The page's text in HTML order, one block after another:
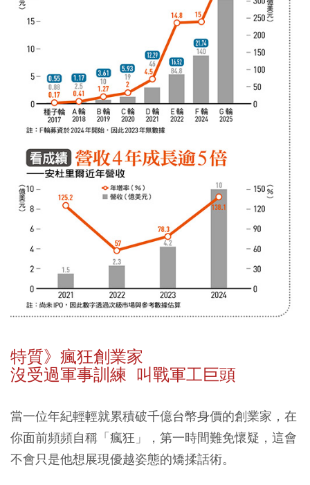
特質》瘋狂創業家
沒受過軍事訓練 叫戰軍工巨頭
當一位年紀輕輕就累積破千億台幣身價的創業家，在
你面前頻頻自稱「瘋狂」，第一時間難免懷疑，這會
不會只是他想展現優越姿態的矯揉話術。